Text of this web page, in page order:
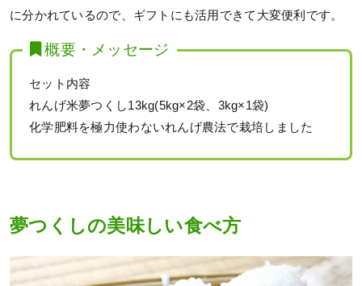
に分かれているので、ギフトにも活用できて大変便利です。
概要・メッセージ
セット内容
れんげ米夢つくし13kg(5kg×2袋、3kg×1袋)
化学肥料を極力使わないれんげ農法で栽培しました
夢つくしの美味しい食べ方